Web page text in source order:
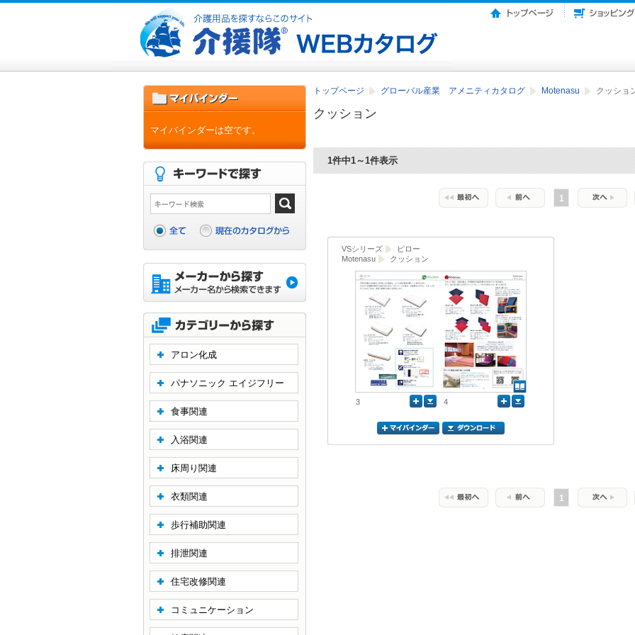
トップページ グローバル産業 アメニティカタログ Motenasu クッショ
クッション
1件中1～1件表示
1
VSシリーズ
ピロー
Motenasu
クッション
3 4
1
マイバインダーは空です。
アロン化成
パナソニック エイジフリー
食事関連
入浴関連
床周り関連
衣類関連
歩行補助関連
排泄関連
住宅改修関連
コミュニケーション